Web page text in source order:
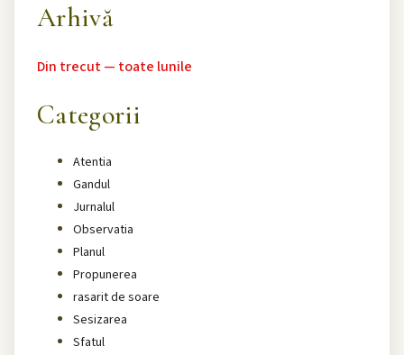
Arhivă
Din trecut — toate lunile
Categorii
Atentia
Gandul
Jurnalul
Observatia
Planul
Propunerea
rasarit de soare
Sesizarea
Sfatul